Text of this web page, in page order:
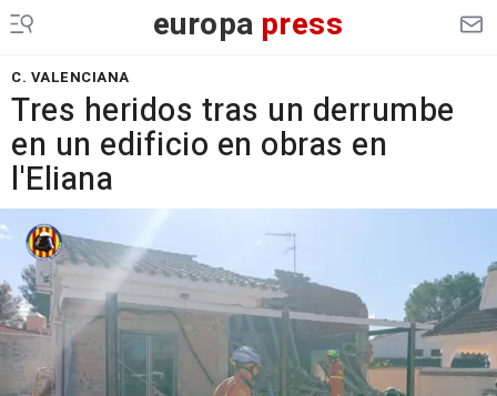
europa press
C. VALENCIANA
Tres heridos tras un derrumbe
en un edificio en obras en
l'Eliana